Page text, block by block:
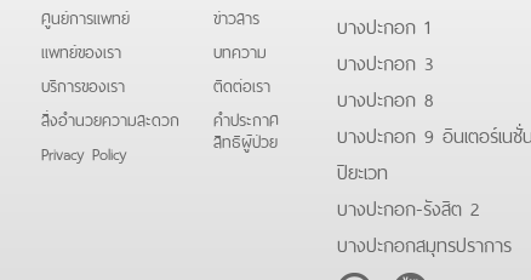
ศูนย์การแพทย์
แพทย์ของเรา
บริการของเรา
สิ่งอำนวยความสะดวก
Privacy Policy
ข่าวสาร
บทความ
ติดต่อเรา
คําประกาศ
สิทธิผู้ป่วย
บางปะกอก 1
บางปะกอก 3
บางปะกอก 8
บางปะกอก 9 อินเตอร์เนชั่
ปิยะเวท
บางปะกอก-รังสิต 2
บางปะกอกสมุทรปราการ